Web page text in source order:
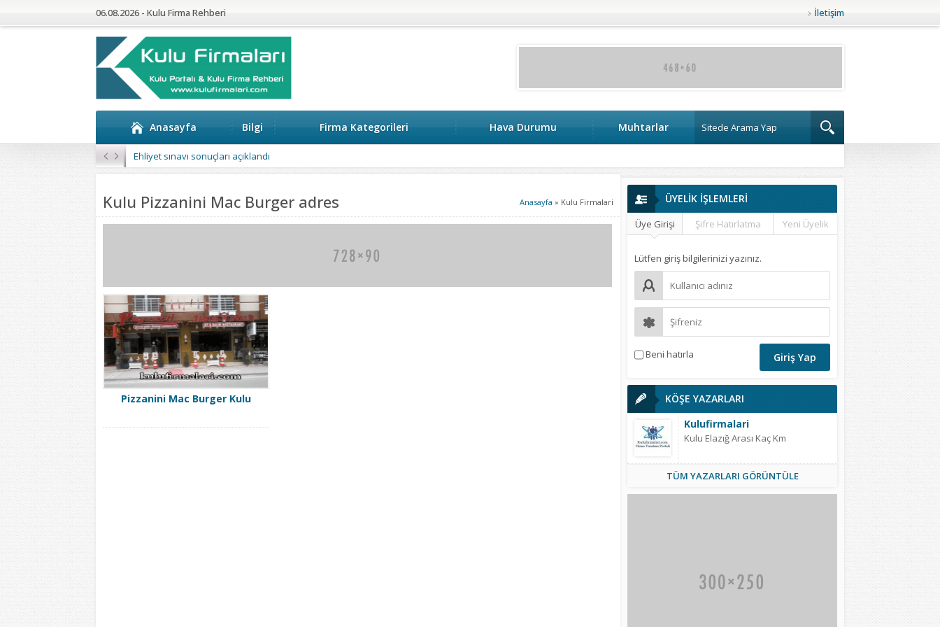
06.08.2026 - Kulu Firma Rehberi İletişim
Anasayfa Bilgi Firma Kategorileri Hava Durumu Muhtarlar
Ehliyet sınavı sonuçları açıklandı
Anasayfa » Kulu Firmalari
Kulu Pizzanini Mac Burger adres
Pizzanini Mac Burger Kulu
ÜYELİK İŞLEMLERİ
Üye Girişi Şifre Hatırlatma Yeni Üyelik
Lütfen giriş bilgilerinizi yazınız.
Beni hatırla
KÖŞE YAZARLARI
Kulufirmalari
Kulu Elazığ Arası Kaç Km
TÜM YAZARLARI GÖRÜNTÜLE